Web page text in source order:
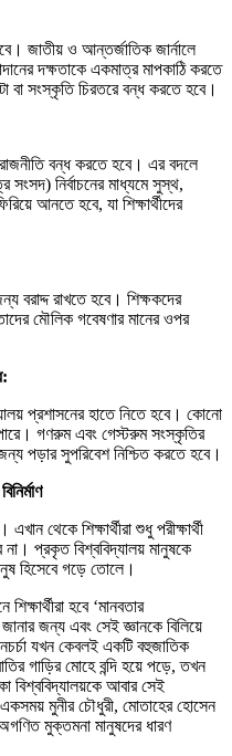
জাতীয় ও আন্তর্জাতিক জার্নালে
দক্ষতাকে একমাত্র মাপকাঠি করতে
বা সংস্কৃতি চিরতরে বন্ধ করতে হবে।
বন্ধ করতে হবে। এর বদলে
সংসদ) নির্বাচনের মাধ্যমে সুস্থ,
আনতে হবে, যা শিক্ষার্থীদের
বরাদ্দ রাখতে হবে। শিক্ষকদের
মৌলিক গবেষণার মানের ওপর
প্রশাসনের হাতে নিতে হবে। কোনো
গণরুম এবং গেস্টরুম সংস্কৃতির
পড়ার সুপরিবেশ নিশ্চিত করতে হবে।
থেকে শিক্ষার্থীরা শুধু পরীক্ষার্থী
না। প্রকৃত বিশ্ববিদ্যালয় মানুষকে
হিসেবে গড়ে তোলে।
হবে ‘মানবতার
জন্য এবং সেই জ্ঞানকে বিলিয়ে
যখন কেবলই একটি বহুজাতিক
গাড়ির মোহে বন্দি হয়ে পড়ে, তখন
বিশ্ববিদ্যালয়কে আবার সেই
একসময় মুনীর চৌধুরী, মোতাহের হোসেন
মুক্তমনা মানুষদের ধারণ